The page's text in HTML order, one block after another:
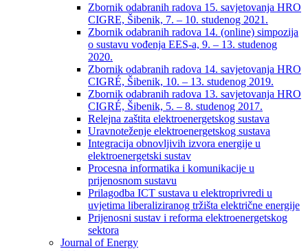
Zbornik odabranih radova 15. savjetovanja HRO
CIGRE, Šibenik, 7. – 10. studenog 2021.
Zbornik odabranih radova 14. (online) simpozija
o sustavu vođenja EES-a, 9. – 13. studenog
2020.
Zbornik odabranih radova 14. savjetovanja HRO
CIGRÉ, Šibenik, 10. – 13. studenog 2019.
Zbornik odabranih radova 13. savjetovanja HRO
CIGRÉ, Šibenik, 5. – 8. studenog 2017.
Relejna zaštita elektroenergetskog sustava
Uravnoteženje elektroenergetskog sustava
Integracija obnovljivih izvora energije u
elektroenergetski sustav
Procesna informatika i komunikacije u
prijenosnom sustavu
Prilagodba ICT sustava u elektroprivredi u
uvjetima liberaliziranog tržišta električne energije
Prijenosni sustav i reforma elektroenergetskog
sektora
Journal of Energy